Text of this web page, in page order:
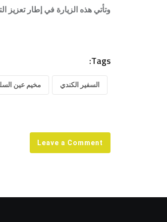
وتأتي هذه الزيارة في إطار تعزيز
Tags:
السفير الكندي مخيم عين
Leave a Comment